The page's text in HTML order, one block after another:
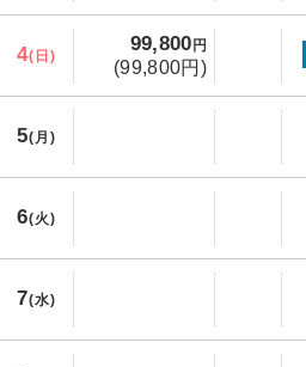
4(日)
99,800円
(99,800円)
5(月)
6(火)
7(水)